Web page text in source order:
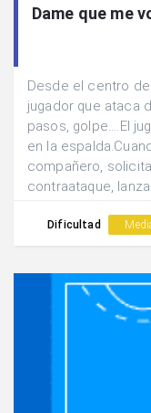
Dame que me
Desde el centro
jugador que ataca
pasos, golpe....El
en la
compañero,
contraataque,
Dificultad